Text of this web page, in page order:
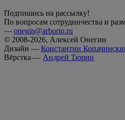
Подпишись на рассылку!
По вопросам сотрудничества и
— onegin@arborio.ru
© 2008-2026, Алексей Онегин
Дизайн — Константин
Вёрстка — Андрей Тюрин